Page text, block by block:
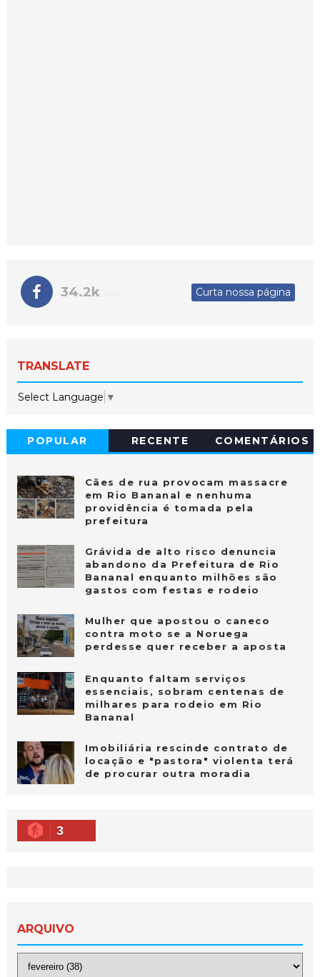
34.2k Curta nossa página
TRANSLATE
Select Language ▼
POPULAR RECENTE COMENTÁRIOS
Cães de rua provocam massacre
em Rio Bananal e nenhuma
providência é tomada pela
prefeitura
Grávida de alto risco denuncia
abandono da Prefeitura de Rio
Bananal enquanto milhões são
gastos com festas e rodeio
Mulher que apostou o caneco
contra moto se a Noruega
perdesse quer receber a aposta
Enquanto faltam serviços
essenciais, sobram centenas de
milhares para rodeio em Rio
Bananal
Imobiliária rescinde contrato de
locação e "pastora" violenta terá
de procurar outra moradia
3
ARQUIVO